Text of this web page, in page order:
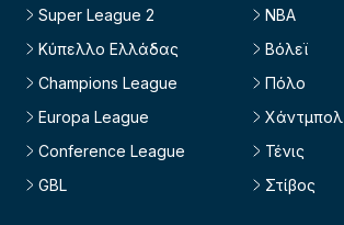
Super League 2
Κύπελλο Ελλάδας
Champions League
Europa League
Conference League
GBL
NBA
Βόλεϊ
Πόλο
Χάντμπολ
Τένις
Στίβος